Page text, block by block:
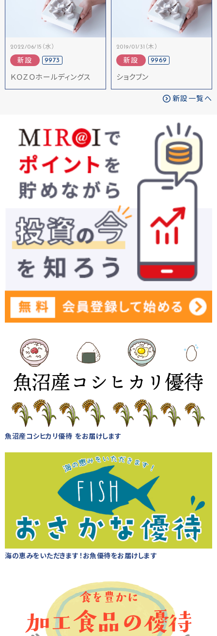
2022/06/15（水）
新設 9973
ＫＯＺＯホールディングス
2019/01/31（木）
新設 9969
ショクブン
新設一覧へ
魚沼産コシヒカリ優待 をお届けします
海の恵みをいただきます！お魚優待をお届けします